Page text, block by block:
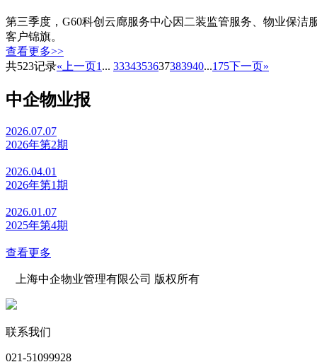
第三季度，G60科创云廊服务中心因二装监管服务、物业保
客户锦旗。
查看更多>>
共523记录«上一页1 ... 3334353637383940...175下一页»
中企物业报
2026.07.07
2026年第2期
2026.04.01
2026年第1期
2026.01.07
2025年第4期
查看更多
上海中企物业管理有限公司 版权所有
联系我们
021-51099928